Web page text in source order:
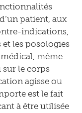
patient, aux
indications,
les posologies
même
sur le corps
agisse ou
est le fait
à être utilisée